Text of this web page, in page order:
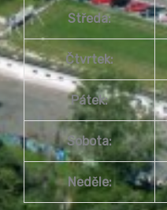
Středa:
Čtvrtek:
Pátek:
Sobota:
Neděle: